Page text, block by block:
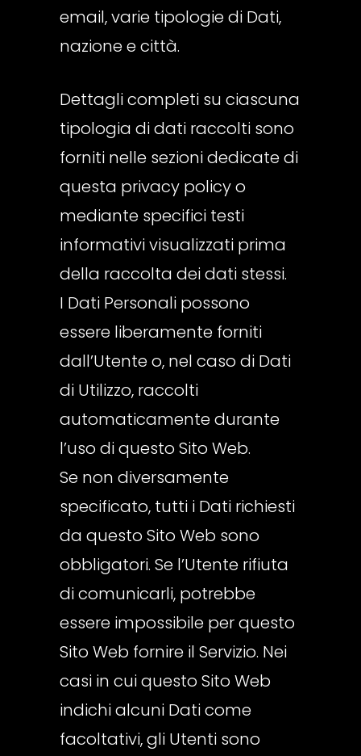
email, varie tipologie di Dati,
nazione e città.
Dettagli completi su ciascuna
tipologia di dati raccolti sono
forniti nelle sezioni dedicate di
questa privacy policy o
mediante specifici testi
informativi visualizzati prima
della raccolta dei dati stessi.
I Dati Personali possono
essere liberamente forniti
dall’Utente o, nel caso di Dati
di Utilizzo, raccolti
automaticamente durante
l’uso di questo Sito Web.
Se non diversamente
specificato, tutti i Dati richiesti
da questo Sito Web sono
obbligatori. Se l’Utente rifiuta
di comunicarli, potrebbe
essere impossibile per questo
Sito Web fornire il Servizio. Nei
casi in cui questo Sito Web
indichi alcuni Dati come
facoltativi, gli Utenti sono